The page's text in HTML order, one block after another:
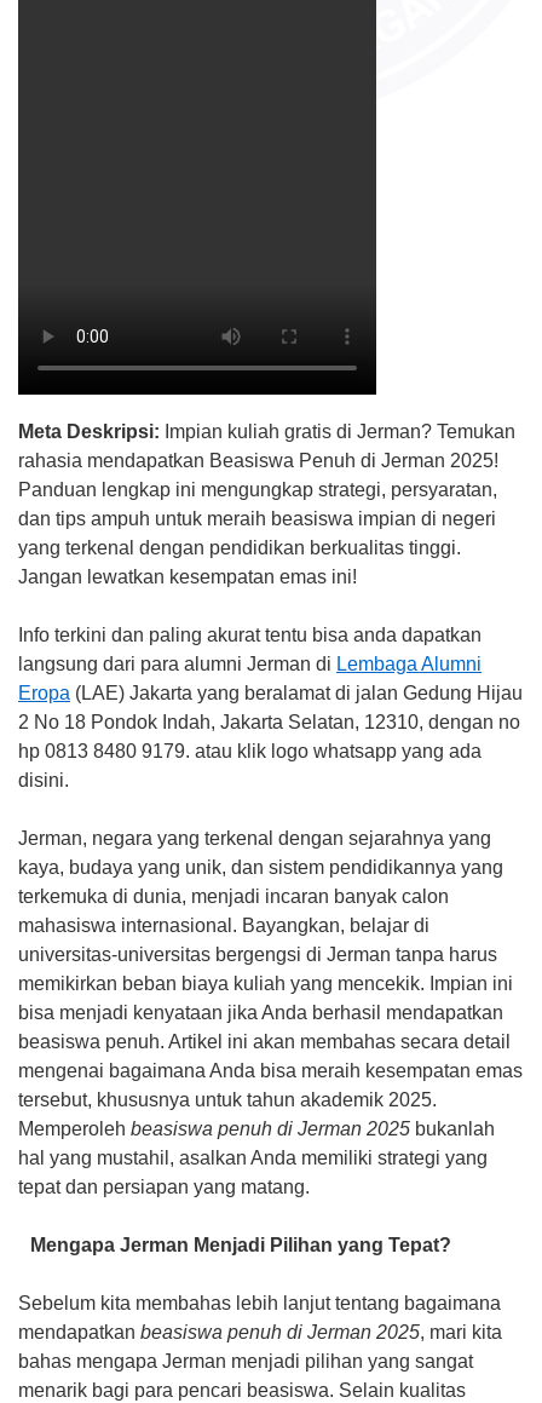
Meta Deskripsi: Impian kuliah gratis di Jerman? Temukan
rahasia mendapatkan Beasiswa Penuh di Jerman 2025!
Panduan lengkap ini mengungkap strategi, persyaratan,
dan tips ampuh untuk meraih beasiswa impian di negeri
yang terkenal dengan pendidikan berkualitas tinggi.
Jangan lewatkan kesempatan emas ini!
Info terkini dan paling akurat tentu bisa anda dapatkan
langsung dari para alumni Jerman di Lembaga Alumni
Eropa (LAE) Jakarta yang beralamat di jalan Gedung Hijau
2 No 18 Pondok Indah, Jakarta Selatan, 12310, dengan no
hp 0813 8480 9179. atau klik logo whatsapp yang ada
disini.
Jerman, negara yang terkenal dengan sejarahnya yang
kaya, budaya yang unik, dan sistem pendidikannya yang
terkemuka di dunia, menjadi incaran banyak calon
mahasiswa internasional. Bayangkan, belajar di
universitas-universitas bergengsi di Jerman tanpa harus
memikirkan beban biaya kuliah yang mencekik. Impian ini
bisa menjadi kenyataan jika Anda berhasil mendapatkan
beasiswa penuh. Artikel ini akan membahas secara detail
mengenai bagaimana Anda bisa meraih kesempatan emas
tersebut, khususnya untuk tahun akademik 2025.
Memperoleh beasiswa penuh di Jerman 2025 bukanlah
hal yang mustahil, asalkan Anda memiliki strategi yang
tepat dan persiapan yang matang.
Mengapa Jerman Menjadi Pilihan yang Tepat?
Sebelum kita membahas lebih lanjut tentang bagaimana
mendapatkan beasiswa penuh di Jerman 2025, mari kita
bahas mengapa Jerman menjadi pilihan yang sangat
menarik bagi para pencari beasiswa. Selain kualitas